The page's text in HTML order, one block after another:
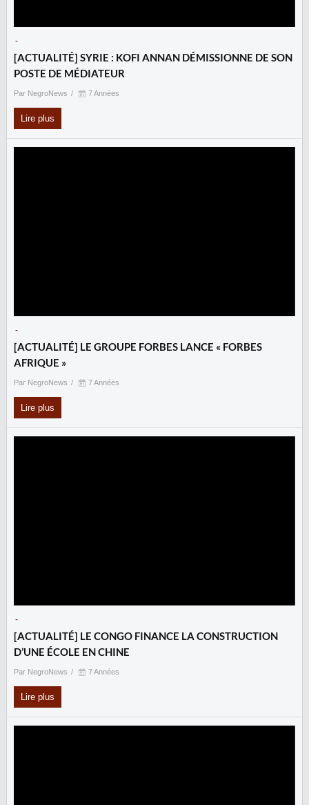
-
‎[ACTUALITÉ] SYRIE : KOFI ANNAN DÉMISSIONNE DE SON
POSTE DE MÉDIATEUR
Par NegroNews 7 Années
Lire plus
-
‎[ACTUALITÉ] LE GROUPE FORBES LANCE « FORBES
AFRIQUE »
Par NegroNews 7 Années
Lire plus
-
[ACTUALITÉ] LE CONGO FINANCE LA CONSTRUCTION
D’UNE ÉCOLE EN CHINE
Par NegroNews 7 Années
Lire plus